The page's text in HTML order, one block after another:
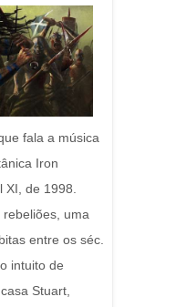
fala a música
Iron
de 1998.
uma
entre os séc.
intuito de
Stuart,